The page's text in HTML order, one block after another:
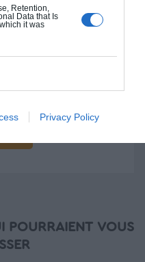
Retention,
Data that Is
it was
Privacy Policy
gamme. Le prix "clé
et le second
mais exclut
clôture.
TTC
POURRAIENT VOUS